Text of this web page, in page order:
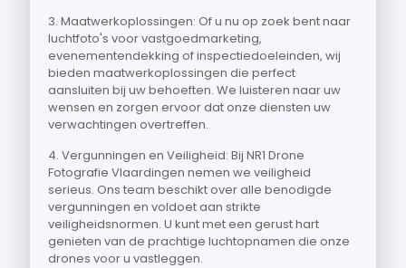
3. Maatwerkoplossingen: Of u nu op zoek bent naar
luchtfoto's voor vastgoedmarketing,
evenementendekking of inspectiedoeleinden, wij
bieden maatwerkoplossingen die perfect
aansluiten bij uw behoeften. We luisteren naar uw
wensen en zorgen ervoor dat onze diensten uw
verwachtingen overtreffen.
4. Vergunningen en Veiligheid: Bij NR1 Drone
Fotografie Vlaardingen nemen we veiligheid
serieus. Ons team beschikt over alle benodigde
vergunningen en voldoet aan strikte
veiligheidsnormen. U kunt met een gerust hart
genieten van de prachtige luchtopnamen die onze
drones voor u vastleggen.